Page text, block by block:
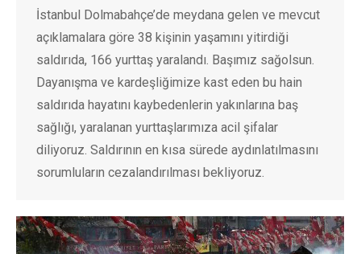
İstanbul Dolmabahçe’de meydana gelen ve mevcut
açıklamalara göre 38 kişinin yaşamını yitirdiği
saldırıda, 166 yurttaş yaralandı. Başımız sağolsun.
Dayanışma ve kardeşliğimize kast eden bu hain
saldırıda hayatını kaybedenlerin yakınlarına baş
sağlığı, yaralanan yurttaşlarımıza acil şifalar
diliyoruz. Saldırının en kısa sürede aydınlatılmasını
sorumluların cezalandırılması bekliyoruz.